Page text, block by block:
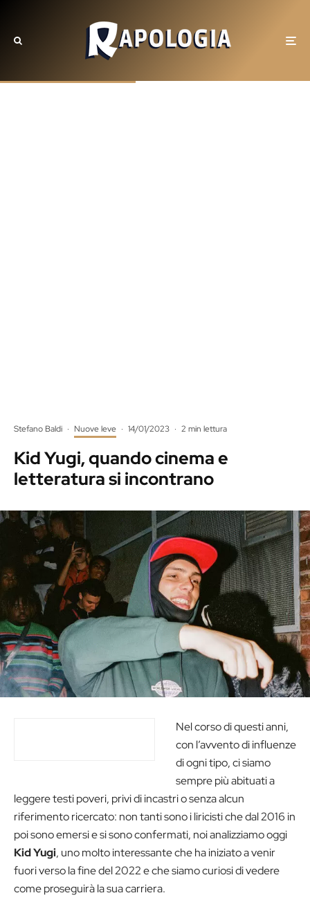
Stefano Baldi · Nuove leve · 14/01/2023 · 2 min lettura
Kid Yugi, quando cinema e
letteratura si incontrano
Nel corso di questi anni,
con l’avvento di influenze
di ogni tipo, ci siamo
sempre più abituati a
leggere testi poveri, privi di incastri o senza alcun
riferimento ricercato: non tanti sono i liricisti che dal 2016 in
poi sono emersi e si sono confermati, noi analizziamo oggi
Kid Yugi, uno molto interessante che ha iniziato a venir
fuori verso la fine del 2022 e che siamo curiosi di vedere
come proseguirà la sua carriera.